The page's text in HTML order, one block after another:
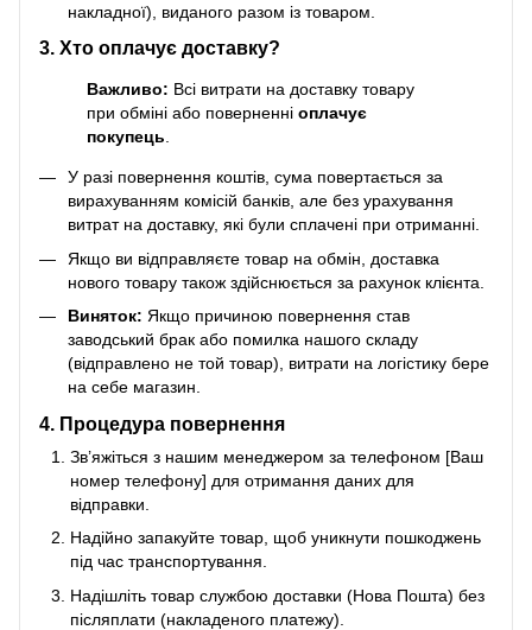
накладної), виданого разом із товаром.
3. Хто оплачує доставку?
Важливо: Всі витрати на доставку товару
при обміні або поверненні оплачує
покупець.
У разі повернення коштів, сума повертається за
вирахуванням комісій банків, але без урахування
витрат на доставку, які були сплачені при отриманні.
Якщо ви відправляєте товар на обмін, доставка
нового товару також здійснюється за рахунок клієнта.
Виняток: Якщо причиною повернення став
заводський брак або помилка нашого складу
(відправлено не той товар), витрати на логістику бере
на себе магазин.
4. Процедура повернення
Зв’яжіться з нашим менеджером за телефоном [Ваш
номер телефону] для отримання даних для
відправки.
Надійно запакуйте товар, щоб уникнути пошкоджень
під час транспортування.
Надішліть товар службою доставки (Нова Пошта) без
післяплати (накладеного платежу).